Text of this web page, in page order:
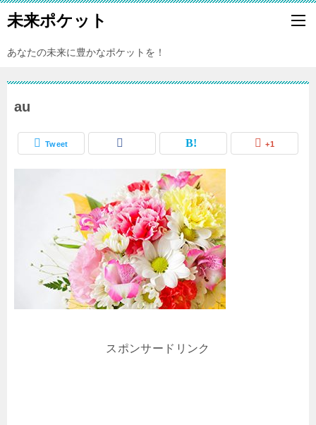
未来ポケット
あなたの未来に豊かなポケットを！
au
Tweet +1
スポンサードリンク